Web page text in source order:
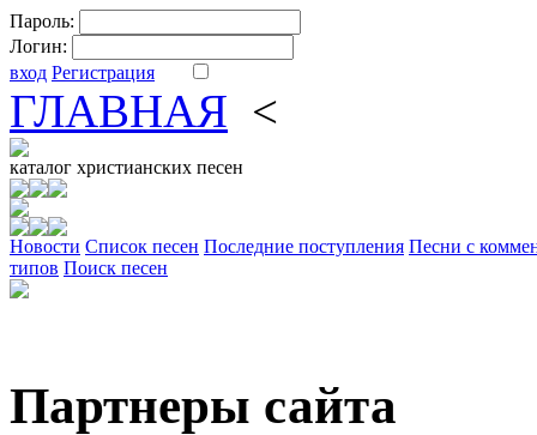
Пароль:
Логин:
вход Регистрация
ГЛАВНАЯ <
каталог христианских песен
Новости Cписок песен Последние поступления Песни с
типов Поиск песен
Партнеры сайта